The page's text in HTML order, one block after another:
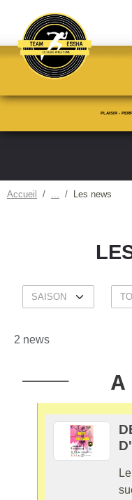
PLAISIR -
Accueil Les news
2 news
A